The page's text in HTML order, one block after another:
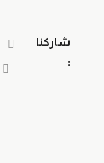
شاركنا
: